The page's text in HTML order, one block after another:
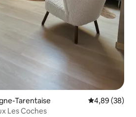
Tarentaise Évaluation
4,89 (38)
Les Coches